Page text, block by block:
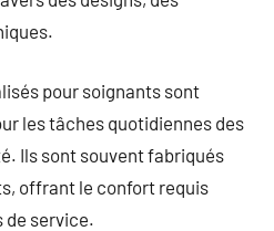
pour soignants sont
les tâches quotidiennes des
Ils sont souvent fabriqués
offrant le confort requis
de service.